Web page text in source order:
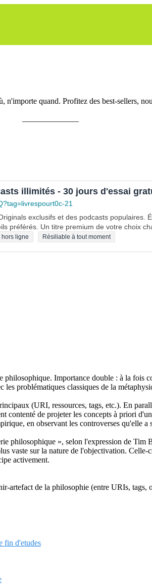
quand. Profitez des best-sellers,
illimités - 30 jours d'essai
21
exclusifs et des podcasts populaires.
préférés. Un titre premium de votre choix
hors ligne Résiliable à tout moment
Importance double : à la fois
problématiques classiques de la
(URI, ressources, tags, etc.). En
contenté de projeter les concepts à priori
en observant les controverses qu'elle a
philosophique », selon l'expression de
vaste sur la nature de l'objectivation.
activement.
artefact de la philosophie (entre URIs,
fin d'etudes